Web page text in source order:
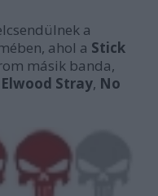
a
ahol a Stick
másik banda,
Elwood Stray, No